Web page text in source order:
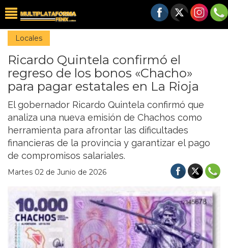
Locales
Ricardo Quintela confirmó el
regreso de los bonos «Chacho»
para pagar estatales en La Rioja
El gobernador Ricardo Quintela confirmó que
analiza una nueva emisión de Chachos como
herramienta para afrontar las dificultades
financieras de la provincia y garantizar el pago
de compromisos salariales.
Martes 02 de Junio de 2026